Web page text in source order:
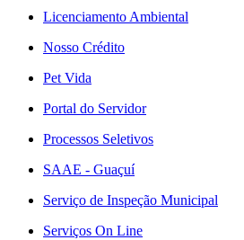
Licenciamento Ambiental
Nosso Crédito
Pet Vida
Portal do Servidor
Processos Seletivos
SAAE - Guaçuí
Serviço de Inspeção Municipal
Serviços On Line